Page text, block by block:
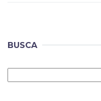
BUSCA